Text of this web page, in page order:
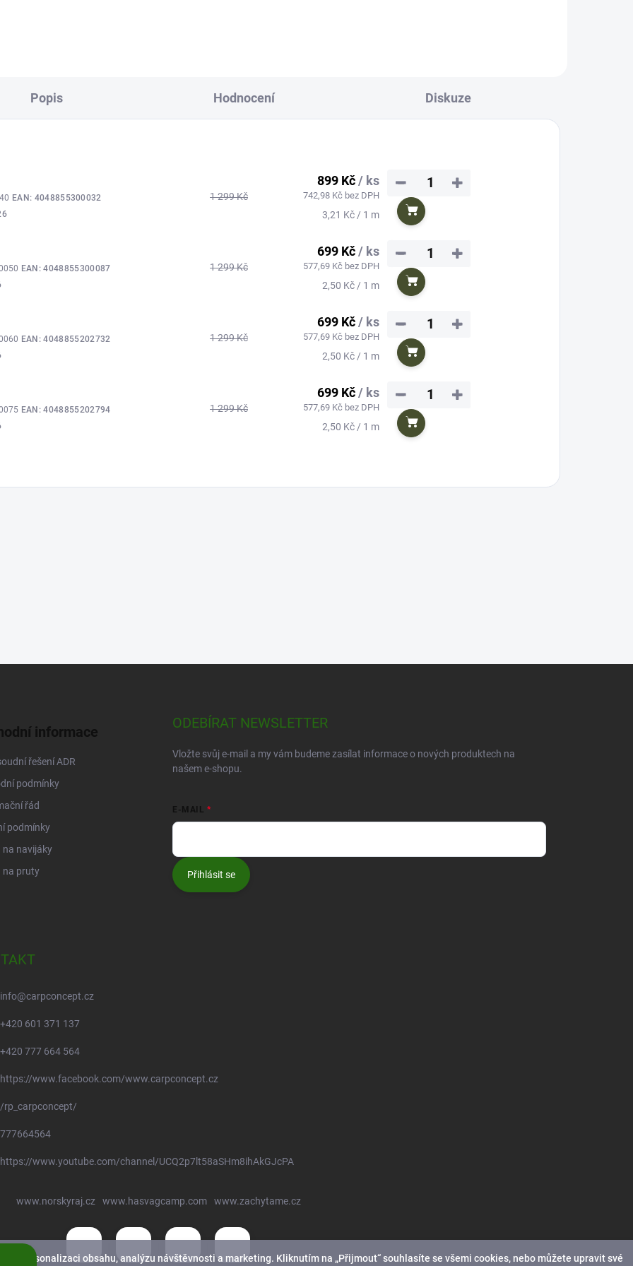
personalizaci obsahu, analýzu návštěvnosti a marketing. Kliknutím na „Přijmout“ souhlasíte se všemi cookies, nebo můžete upravit své
Popis Hodnocení Diskuze
EAN: 4048855300032 1 299 Kč
899 Kč/ ks
742,98 Kč bez DPH
Měrná
3,21 Kč / 1 m
+
−
Do košíku
EAN: 4048855300087 1 299 Kč
699 Kč/ ks
577,69 Kč bez DPH
Měrná
2,50 Kč / 1 m
+
−
Do košíku
EAN: 4048855202732 1 299 Kč
699 Kč/ ks
577,69 Kč bez DPH
Měrná
2,50 Kč / 1 m
+
−
Do košíku
EAN: 4048855202794 1 299 Kč
699 Kč/ ks
577,69 Kč bez DPH
Měrná
2,50 Kč / 1 m
+
−
Do košíku
informace
řešení ADR
podmínky
řád
podmínky
na navijáky
na pruty
ODEBÍRAT NEWSLETTER
Vložte svůj e-mail a my vám budeme zasílat informace o nových produktech na
našem e-shopu.
E-MAIL
Přihlásit se
info@carpconcept.cz
+420 601 371 137
+420 777 664 564
https://www.facebook.com/www.carpconcept.cz
/rp_carpconcept/
777664564
https://www.youtube.com/channel/UCQ2p7lt58aSHm8ihAkGJcPA
www.norskyraj.cz www.hasvagcamp.com www.zachytame.cz